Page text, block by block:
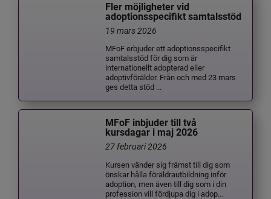
Fler möjligheter vid
adoptionsspecifikt samtalsstöd
19 mars 2026
MFoF erbjuder ett adoptionsspecifikt
samtalsstöd för dig som är
internationellt adopterad eller
adoptivförälder. Från och med 23 mars
ges detta stöd ...
MFoF inbjuder till två
kursdagar i maj 2026
27 februari 2026
Kursen vänder sig främst till dig som
önskar hålla föräldrautbildning inför
adoption, men även till dig som i din
profession vill fördjupa dig i adop...